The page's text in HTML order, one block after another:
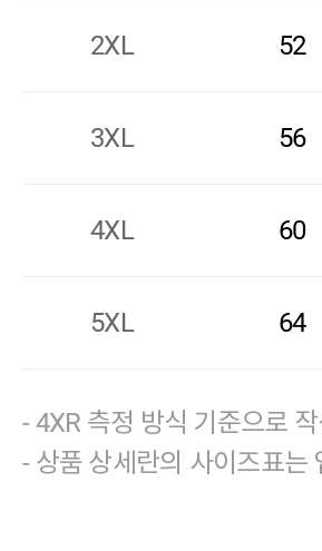
2XL 52
3XL 56
4XL 60
5XL 64
- 4XR 측정 방식 기준으로
- 상품 상세란의 사이즈표는